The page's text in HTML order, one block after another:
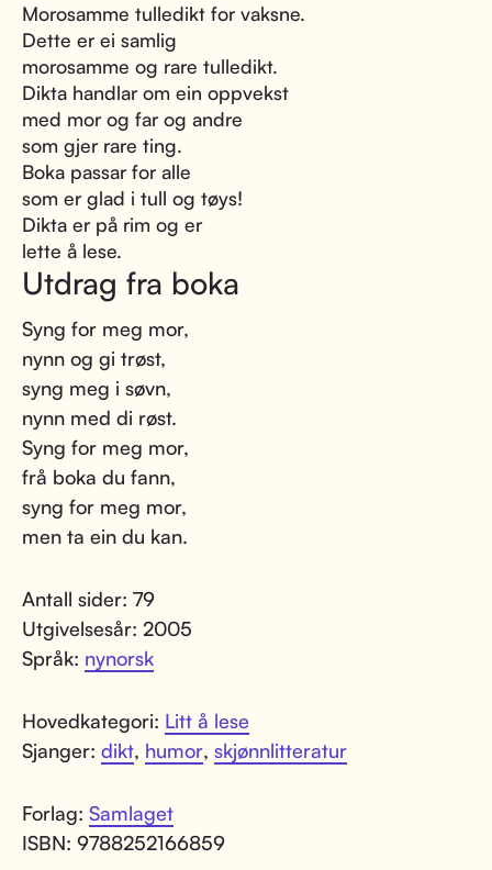
Morosamme tulledikt for vaksne.
Dette er ei samlig
morosamme og rare tulledikt.
Dikta handlar om ein oppvekst
med mor og far og andre
som gjer rare ting.
Boka passar for alle
som er glad i tull og tøys!
Dikta er på rim og er
lette å lese.
Utdrag fra boka
Syng for meg mor,
nynn og gi trøst,
syng meg i søvn,
nynn med di røst.
Syng for meg mor,
frå boka du fann,
syng for meg mor,
men ta ein du kan.
Antall sider: 79
Utgivelsesår: 2005
Språk: nynorsk
Hovedkategori: Litt å lese
Sjanger: dikt, humor, skjønnlitteratur
Forlag: Samlaget
ISBN: 9788252166859